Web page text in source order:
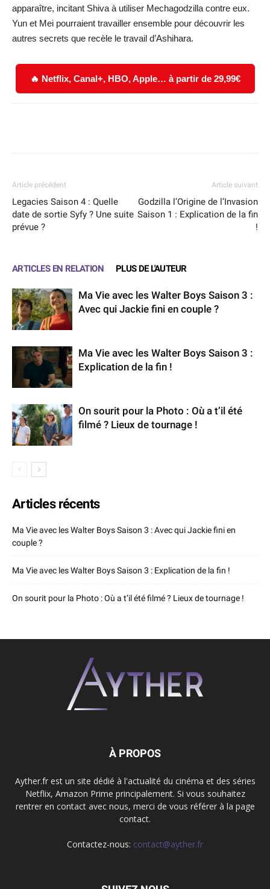
apparaître, incitant Shiva à utiliser Mechagodzilla contre eux.
Yun et Mei pourraient travailler ensemble pour découvrir les
autres secrets que recèle le travail d’Ashihara.
🔥 Netflix, Canal+, HBO, Apple… à partir de 29,99€
Article précédent
Legacies Saison 4 : Quelle
date de sortie Syfy ? Une suite
prévue ?
Article suivant
Godzilla l’Origine de l’Invasion
Saison 1 : Explication de la fin
!
ARTICLES EN RELATION PLUS DE L'AUTEUR
Ma Vie avec les Walter Boys Saison 3 :
Avec qui Jackie fini en couple ?
Ma Vie avec les Walter Boys Saison 3 :
Explication de la fin !
On sourit pour la Photo : Où a t’il été
filmé ? Lieux de tournage !
Articles récents
Ma Vie avec les Walter Boys Saison 3 : Avec qui Jackie fini en
couple ?
Ma Vie avec les Walter Boys Saison 3 : Explication de la fin !
On sourit pour la Photo : Où a t’il été filmé ? Lieux de tournage !
À PROPOS
Ayther.fr est un site dédié à l'actualité du cinéma et des séries
Netflix, Amazon Prime principalement. Si vous souhaitez
rentrer en contact avec nous, merci de vous référer à la page
contact.
Contactez-nous: contact@ayther.fr